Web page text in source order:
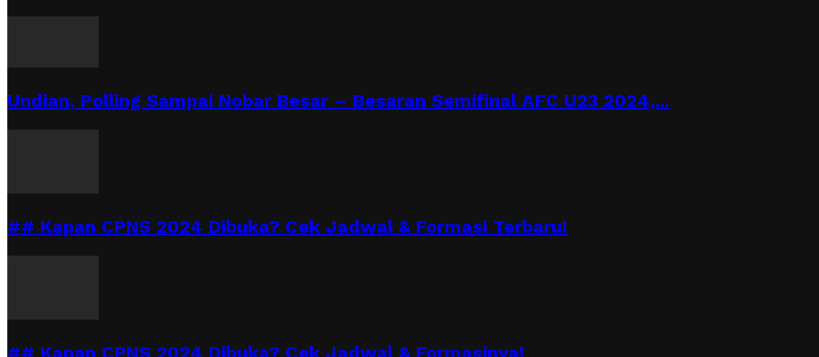
Undian, Polling Sampai Nobar Besar – Besaran Semifinal AFC U23 2024,...
## Kapan CPNS 2024 Dibuka? Cek Jadwal & Formasi Terbaru!
## Kapan CPNS 2024 Dibuka? Cek Jadwal & Formasinya!